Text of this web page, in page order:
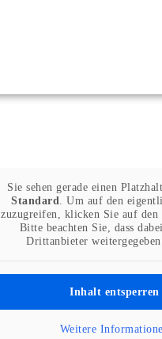
Sie sehen gerade einen
Standard . Um auf den
zuzugreifen, klicken Sie auf den
Bitte beachten Sie, dass
Drittanbieter weitergegeben
Inhalt entsperren
Weitere